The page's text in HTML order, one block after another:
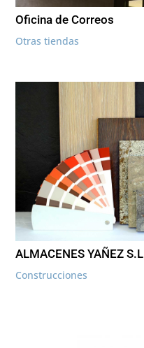
Oficina de Correos
Otras tiendas
ALMACENES YAÑEZ S.L
Construcciones